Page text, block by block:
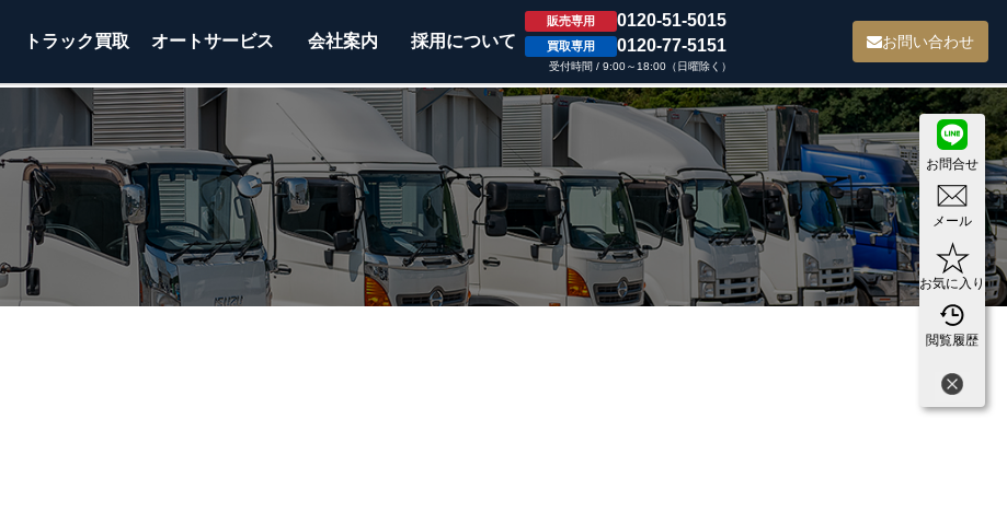
トラック買取 オートサービス 会社案内 採用について
販売専用 0120-51-5015
買取専用 0120-77-5151
受付時間 / 9:00～18:00（日曜除く）
お問い合わせ
お問合せ
メール
お気に入り
閲覧履歴